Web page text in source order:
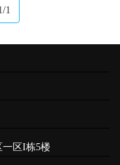
1
区I栋5楼